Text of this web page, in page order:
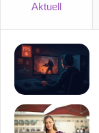
Aktuell